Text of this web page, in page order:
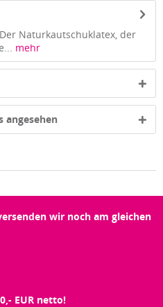
Naturkautschuklatex, der
mehr
angesehen
wir noch am gleichen
EUR netto!